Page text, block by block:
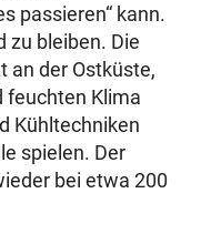
passieren“ kann.
zu bleiben. Die
an der Ostküste,
feuchten Klima
Kühltechniken
spielen. Der
bei etwa 200